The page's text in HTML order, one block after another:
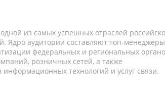
из самых успешных отраслей
Ядро аудитории составляют топ-
федеральных и региональных
розничных сетей, а также
технологий и услуг связи.